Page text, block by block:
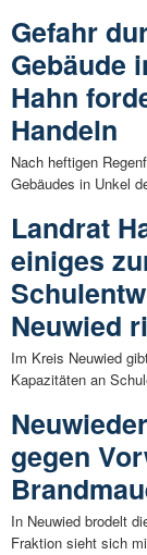
Gefahr
Gebäude
Hahn
Handeln
Nach heftigen
Gebäudes in Unkel
Landrat
einiges
Neuwied
Im Kreis Neuwied
Kapazitäten an
gegen
In Neuwied brodelt
Fraktion sieht sich